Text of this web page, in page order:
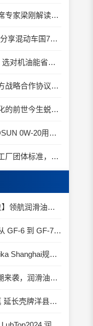
重磅分享｜中船集团首席专家梁刚解读船舶动力润滑需求
雅富顿OEM经理王银辉分享混动车国7后处理系统的润滑油要求
老车烧机油=上万大修？选对机油能省大钱！
福斯与因代克斯签署三方战略合作协议，覆盖全系列机床
百亩润滑油企业畅络石化的前世今生蜕变之路
省燃费4.3%* | 统一PAOSUN 0W-20用认证和标准说话
【龙蟠科技】参编零碳工厂团体标准，龙蟠科技以绿色智造锚定零碳未来
1、【车油轮人才新职位】领航润滑油优质职位招聘
2、从 API SP 到 SQ，从 GF-6 到 GF-7：润滑油技术壁垒再升高，你准备好了吗？
3、2025年Automechanika Shanghai规模再度扩大：首次启用国家会展中心（上海）全部15个展馆
4、日均1.3亿人次自驾潮来袭，润滑油行业解锁增长新密码​
5、回归初味，还原本真 延长壳牌洋县踏春自驾游